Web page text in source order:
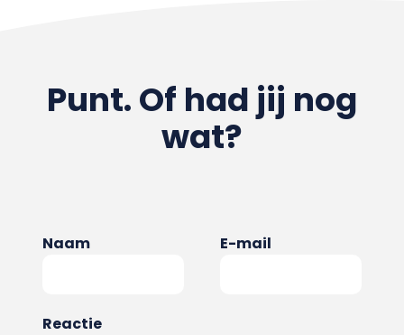
Punt. Of had jij nog
wat?
Naam E-mail
Reactie